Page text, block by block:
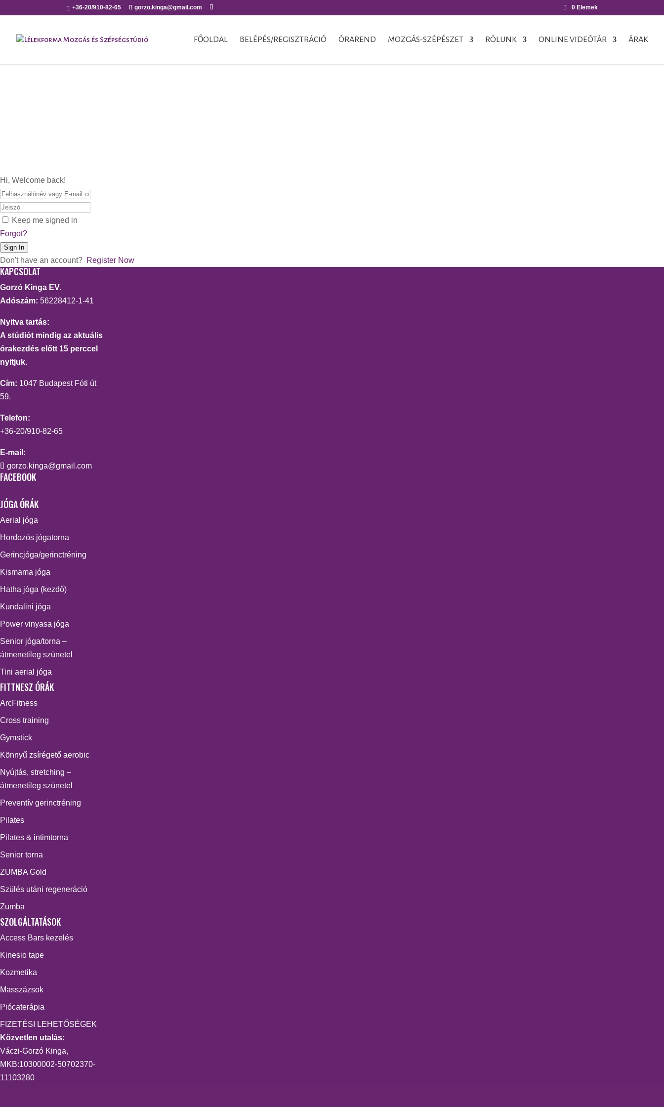
+36-20/910-82-65 gorzo.kinga@gmail.com 0 Elemek
FŐOLDAL BELÉPÉS/REGISZTRÁCIÓ ÓRAREND MOZGÁS-SZÉPÉSZET RÓLUNK ONLINE VIDEÓTÁR ÁRAK
Hi, Welcome back!
Keep me signed in
Forgot?
Sign In
Don't have an account? Register Now
KAPCSOLAT
Gorzó Kinga EV.
Adószám: 56228412-1-41
Nyitva tartás:
A stúdiót mindig az aktuális
órakezdés előtt 15 perccel
nyitjuk.
Cím: 1047 Budapest Fóti út
59.
Telefon:
+36-20/910-82-65
E-mail:
gorzo.kinga@gmail.com
FACEBOOK
JÓGA ÓRÁK
Aerial jóga
Hordozós jógatorna
Gerincjóga/gerinctréning
Kismama jóga
Hatha jóga (kezdő)
Kundalini jóga
Power vinyasa jóga
Senior jóga/torna –
átmenetileg szünetel
Tini aerial jóga
FITTNESZ ÓRÁK
ArcFitness
Cross training
Gymstick
Könnyű zsírégető aerobic
Nyújtás, stretching –
átmenetileg szünetel
Preventív gerinctréning
Pilates
Pilates & intimtorna
Senior torna
ZUMBA Gold
Szülés utáni regeneráció
Zumba
SZOLGÁLTATÁSOK
Access Bars kezelés
Kinesio tape
Kozmetika
Masszázsok
Piócaterápia
FIZETÉSI LEHETŐSÉGEK
Közvetlen utalás:
Váczi-Gorzó Kinga,
MKB:10300002-50702370-
11103280